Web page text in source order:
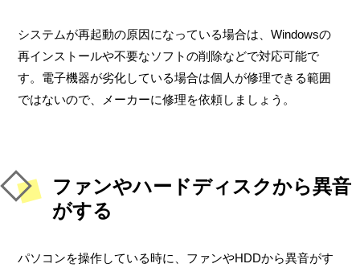
システムが再起動の原因になっている場合は、Windowsの
再インストールや不要なソフトの削除などで対応可能で
す。電子機器が劣化している場合は個人が修理できる範囲
ではないので、メーカーに修理を依頼しましょう。
ファンやハードディスクから異音
がする
パソコンを操作している時に、ファンやHDDから異音がす